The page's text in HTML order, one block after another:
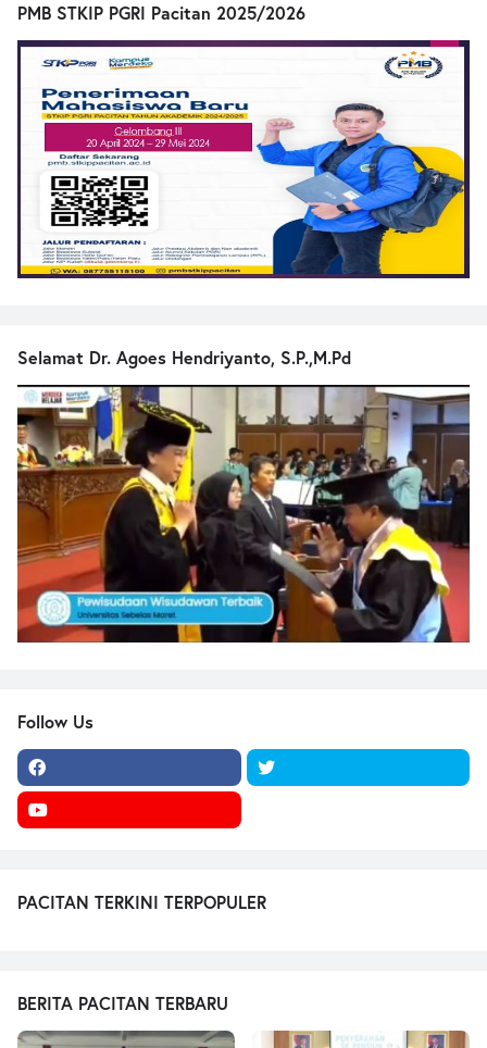
PMB STKIP PGRI Pacitan 2025/2026
Selamat Dr. Agoes Hendriyanto, S.P.,M.Pd
Follow Us
PACITAN TERKINI TERPOPULER
BERITA PACITAN TERBARU